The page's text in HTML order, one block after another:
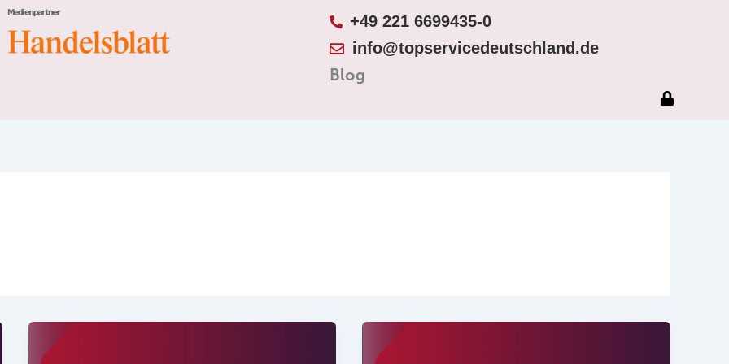
+49 221 6699435-0
info@topservicedeutschland.de
Blog